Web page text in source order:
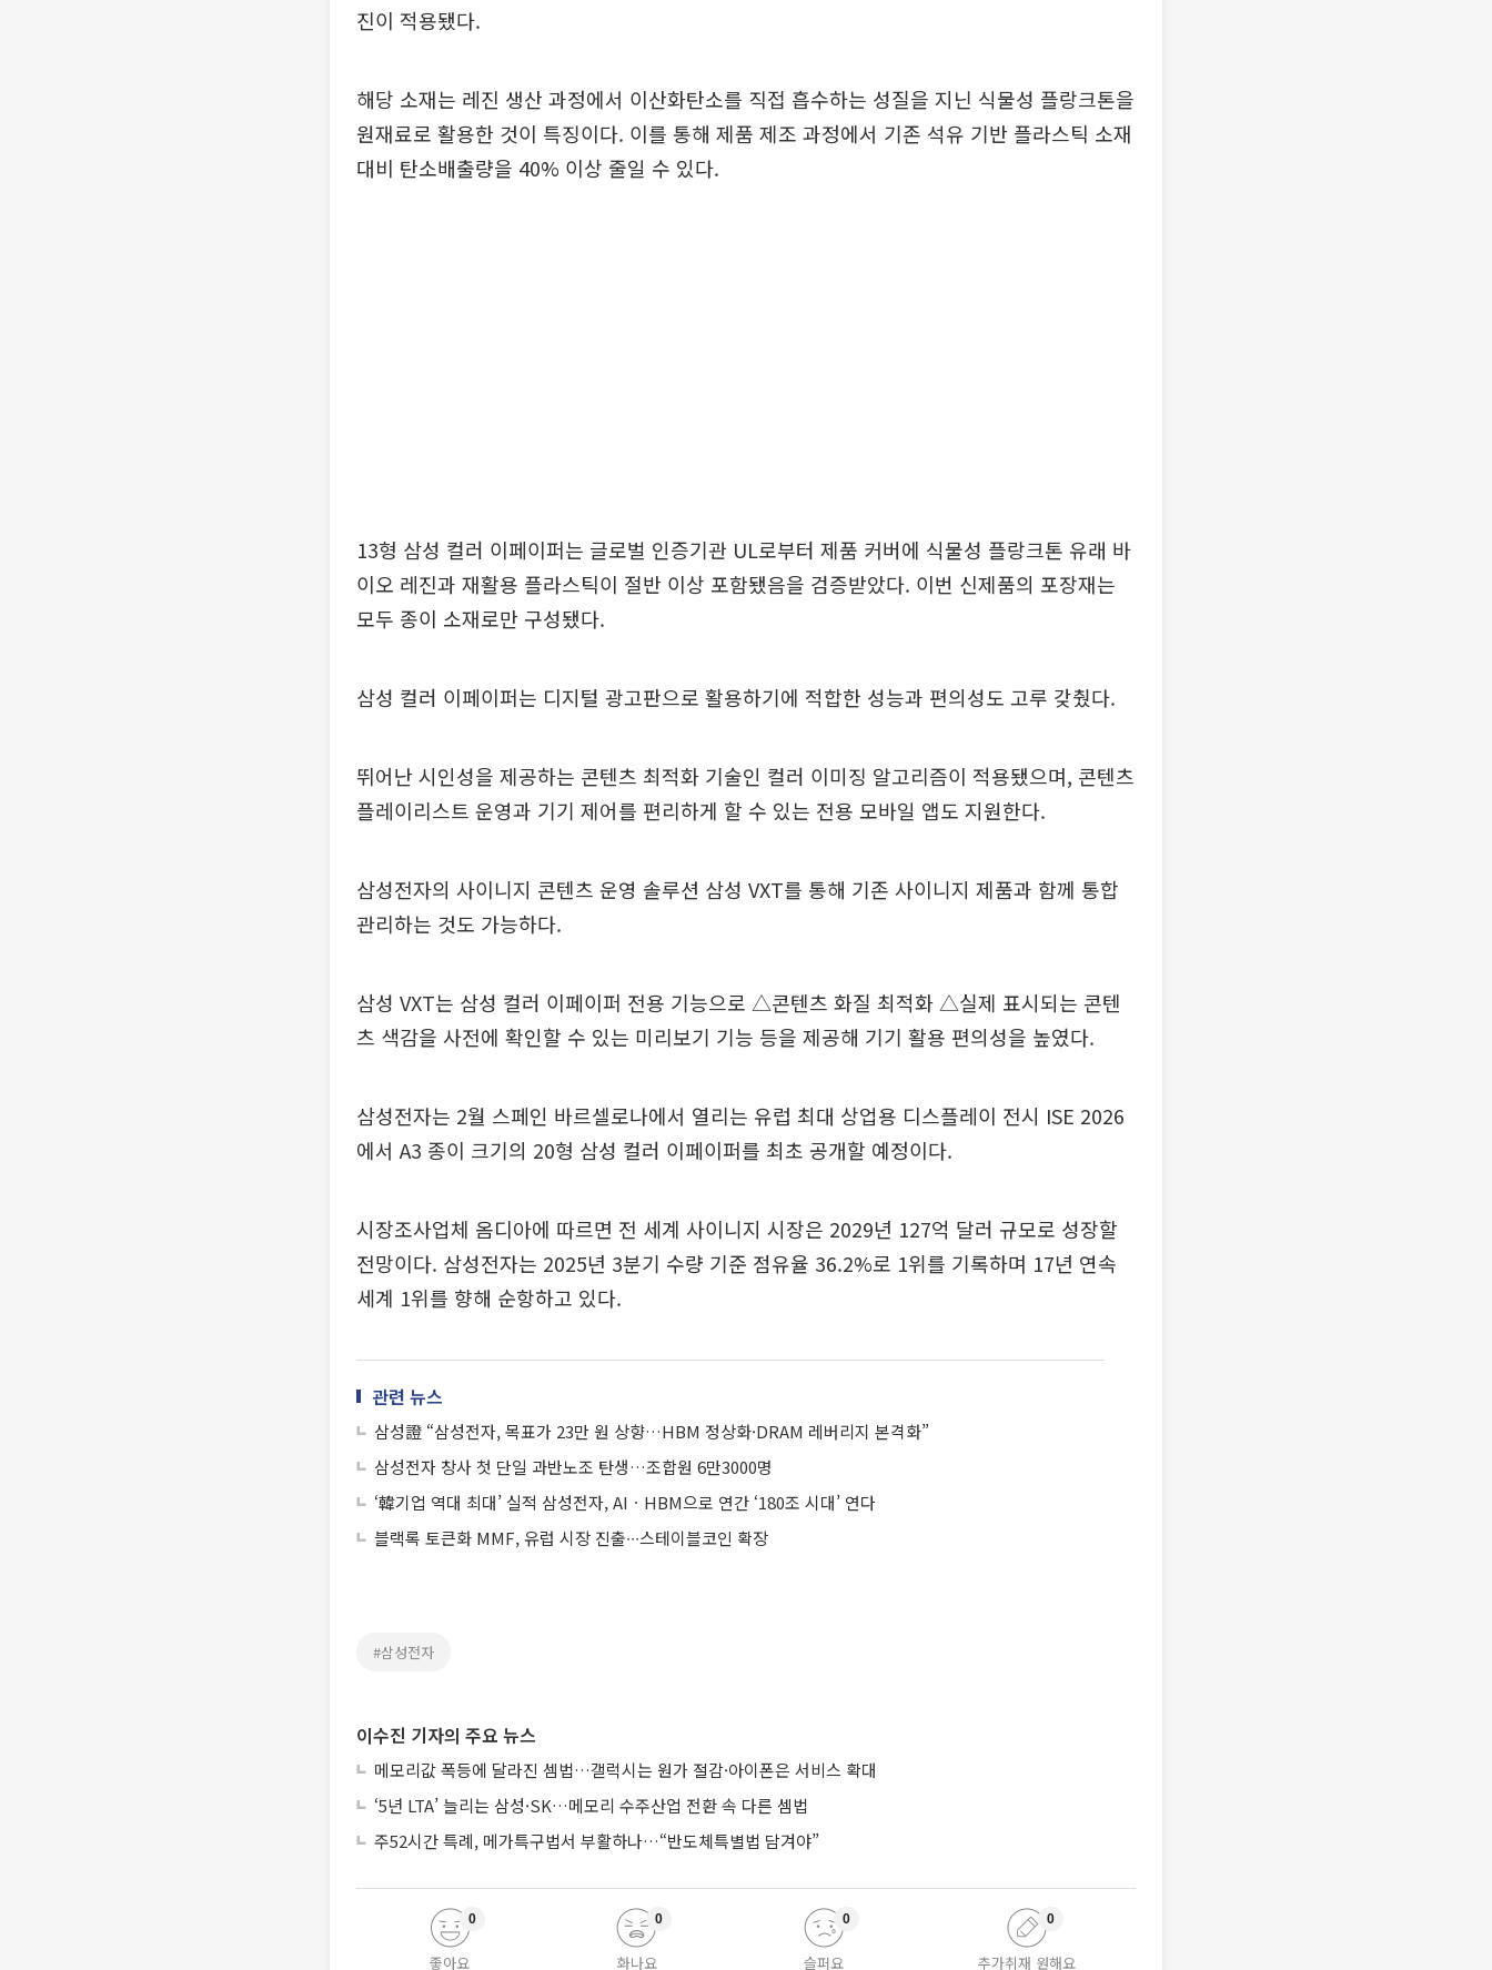
진이 적용됐다.
해당 소재는 레진 생산 과정에서 이산화탄소를 직접 흡수하는 성질을 지닌 식물성 플랑크톤을
원재료로 활용한 것이 특징이다. 이를 통해 제품 제조 과정에서 기존 석유 기반 플라스틱 소재
대비 탄소배출량을 40% 이상 줄일 수 있다.
13형 삼성 컬러 이페이퍼는 글로벌 인증기관 UL로부터 제품 커버에 식물성 플랑크톤 유래 바
이오 레진과 재활용 플라스틱이 절반 이상 포함됐음을 검증받았다. 이번 신제품의 포장재는
모두 종이 소재로만 구성됐다.
삼성 컬러 이페이퍼는 디지털 광고판으로 활용하기에 적합한 성능과 편의성도 고루 갖췄다.
뛰어난 시인성을 제공하는 콘텐츠 최적화 기술인 컬러 이미징 알고리즘이 적용됐으며, 콘텐츠
플레이리스트 운영과 기기 제어를 편리하게 할 수 있는 전용 모바일 앱도 지원한다.
삼성전자의 사이니지 콘텐츠 운영 솔루션 삼성 VXT를 통해 기존 사이니지 제품과 함께 통합
관리하는 것도 가능하다.
삼성 VXT는 삼성 컬러 이페이퍼 전용 기능으로 △콘텐츠 화질 최적화 △실제 표시되는 콘텐
츠 색감을 사전에 확인할 수 있는 미리보기 기능 등을 제공해 기기 활용 편의성을 높였다.
삼성전자는 2월 스페인 바르셀로나에서 열리는 유럽 최대 상업용 디스플레이 전시 ISE 2026
에서 A3 종이 크기의 20형 삼성 컬러 이페이퍼를 최초 공개할 예정이다.
시장조사업체 옴디아에 따르면 전 세계 사이니지 시장은 2029년 127억 달러 규모로 성장할
전망이다. 삼성전자는 2025년 3분기 수량 기준 점유율 36.2%로 1위를 기록하며 17년 연속
세계 1위를 향해 순항하고 있다.
관련 뉴스
삼성證 “삼성전자, 목표가 23만 원 상향…HBM 정상화·DRAM 레버리지 본격화”
삼성전자 창사 첫 단일 과반노조 탄생…조합원 6만3000명
‘韓기업 역대 최대’ 실적 삼성전자, AIㆍHBM으로 연간 ‘180조 시대’ 연다
블랙록 토큰화 MMF, 유럽 시장 진출∙∙∙스테이블코인 확장
#삼성전자
이수진 기자의 주요 뉴스
메모리값 폭등에 달라진 셈법…갤럭시는 원가 절감·아이폰은 서비스 확대
‘5년 LTA’ 늘리는 삼성·SK…메모리 수주산업 전환 속 다른 셈법
주52시간 특례, 메가특구법서 부활하나…“반도체특별법 담겨야”
좋아요
0
화나요
0
슬퍼요
0
추가취재 원해요
0